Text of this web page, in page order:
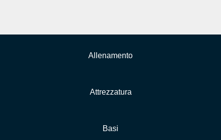
Allenamento
Attrezzatura
Basi